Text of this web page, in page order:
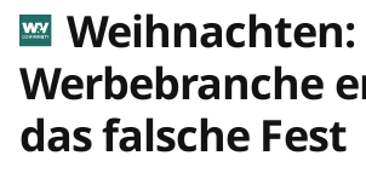
Weihnachten:
Werbebranche
das falsche Fest